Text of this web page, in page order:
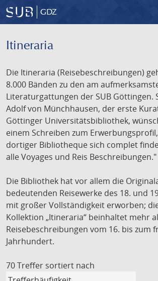
GDZ
Itineraria
Die Itineraria (Reisebeschreibungen)
8.000 Bänden zu den am
Literaturgattungen der SUB Göttingen.
Adolf von Münchhausen, der erste
Göttinger Universitätsbibliothek,
einem Schreiben zum
dortiger Bibliotheque sich complet
alle Voyages und Reis Beschreibungen."
Die Bibliothek hat vor allem die
bedeutenden Reisewerke des 18. und
mit großer Vollständigkeit erworben;
Kollektion „Itineraria“ beinhaltet mehr
Reisebeschreibungen vom 16. bis zum
Jahrhundert.
70 Treffer sortiert nach